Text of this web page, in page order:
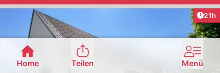
21h
Home Teilen Menü